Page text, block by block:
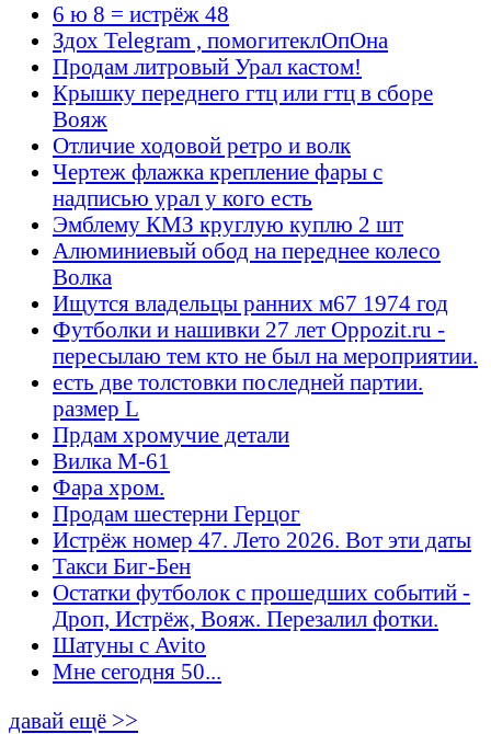
6 ю 8 = истрёж 48
Здох Telegram , помогитеклОпОна
Продам литровый Урал кастом!
Крышку переднего гтц или гтц в сборе
Вояж
Отличие ходовой ретро и волк
Чертеж флажка крепление фары с
надписью урал у кого есть
Эмблему КМЗ круглую куплю 2 шт
Алюминиевый обод на переднее колесо
Волка
Ищутся владельцы ранних м67 1974 год
Футболки и нашивки 27 лет Oppozit.ru -
пересылаю тем кто не был на мероприятии.
есть две толстовки последней партии.
размер L
Прдам хромучие детали
Вилка М-61
Фара хром.
Продам шестерни Герцог
Истрёж номер 47. Лето 2026. Вот эти даты
Такси Биг-Бен
Остатки футболок с прошедших событий -
Дроп, Истрёж, Вояж. Перезалил фотки.
Шатуны с Avito
Мне сегодня 50...
давай ещё >>